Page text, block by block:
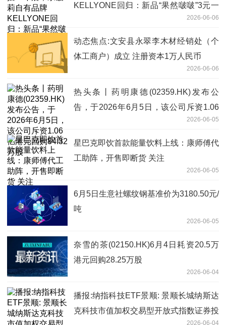
KELLYONE回归：新品“果然啵啵”3元一
2026-06-06
动态焦点:文安县永翠李木材经销处（个
体工商户）成立 注册资本1万人民币
2026-06-06
热头条丨药明康德(02359.HK)发布公
告，于2026年6月5日，该公司斥资1.06
2026-06-05
星巴克即饮首款能量饮料上线：康师傅代
工助阵，开售即断货 关注
2026-06-05
6月5日生意社螺纹钢基准价为3180.50元/
吨
2026-06-05
奈雪的茶(02150.HK)6月4日耗资20.5万
港元回购28.25万股
2026-06-04
播报:纳指科技ETF景顺: 景顺长城纳斯达
克科技市值加权交易型开放式指数证券投
2026-06-04